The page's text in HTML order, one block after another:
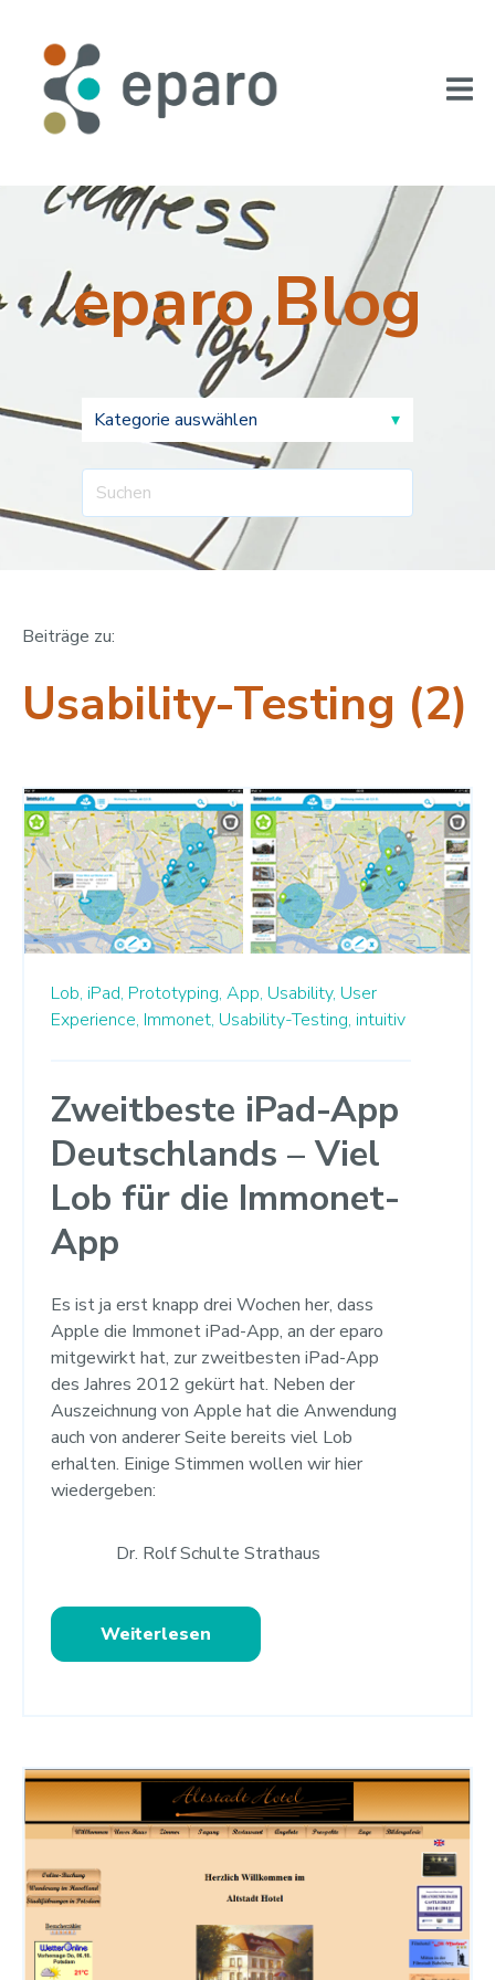
eparo Blog
Beiträge zu:
Usability-Testing (2)
Lob, iPad, Prototyping, App, Usability, User
Experience, Immonet, Usability-Testing, intuitiv
Zweitbeste iPad-App
Deutschlands – Viel
Lob für die Immonet-
App
Es ist ja erst knapp drei Wochen her, dass
Apple die Immonet iPad-App, an der eparo
mitgewirkt hat, zur zweitbesten iPad-App
des Jahres 2012 gekürt hat. Neben der
Auszeichnung von Apple hat die Anwendung
auch von anderer Seite bereits viel Lob
erhalten. Einige Stimmen wollen wir hier
wiedergeben:
Dr. Rolf Schulte Strathaus
Weiterlesen